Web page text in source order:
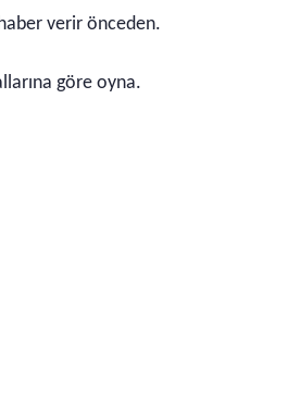
verir önceden.
göre oyna.